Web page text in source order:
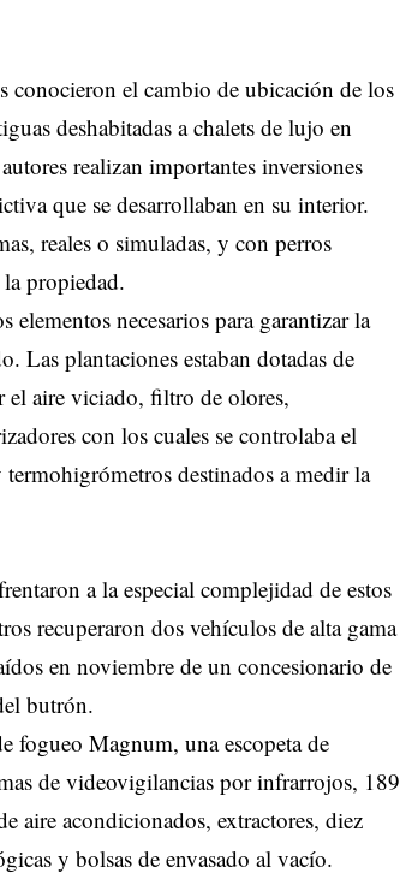
conocieron el cambio de ubicación de los
deshabitadas a chalets de lujo en
realizan importantes inversiones
que se desarrollaban en su interior.
reales o simuladas, y con perros
la propiedad.
necesarios para garantizar la
Las plantaciones estaban dotadas de
el aire viciado, filtro de olores,
con los cuales se controlaba el
destinados a medir la
a la especial complejidad de estos
recuperaron dos vehículos de alta gama
en noviembre de un concesionario de
butrón.
fogueo Magnum, una escopeta de
de videovigilancias por infrarrojos, 189
aire acondicionados, extractores, diez
y bolsas de envasado al vacío.